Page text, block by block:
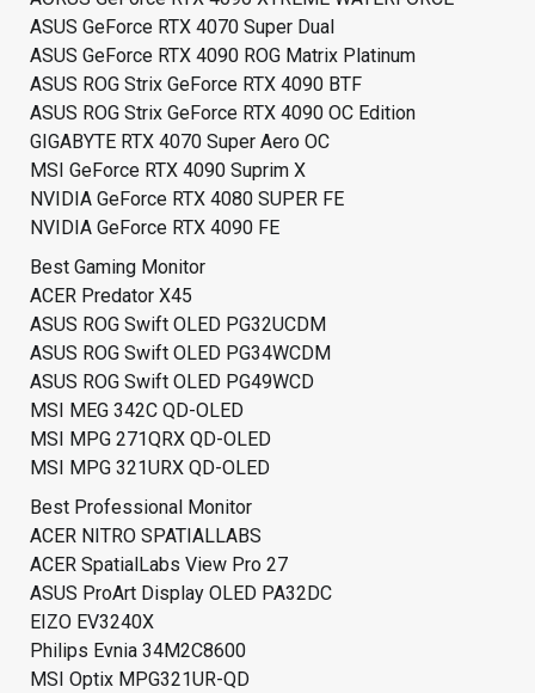
ASUS GeForce RTX 4070 Super Dual
ASUS GeForce RTX 4090 ROG Matrix Platinum
ASUS ROG Strix GeForce RTX 4090 BTF
ASUS ROG Strix GeForce RTX 4090 OC Edition
GIGABYTE RTX 4070 Super Aero OC
MSI GeForce RTX 4090 Suprim X
NVIDIA GeForce RTX 4080 SUPER FE
NVIDIA GeForce RTX 4090 FE
Best Gaming Monitor
ACER Predator X45
ASUS ROG Swift OLED PG32UCDM
ASUS ROG Swift OLED PG34WCDM
ASUS ROG Swift OLED PG49WCD
MSI MEG 342C QD-OLED
MSI MPG 271QRX QD-OLED
MSI MPG 321URX QD-OLED
Best Professional Monitor
ACER NITRO SPATIALLABS
ACER SpatialLabs View Pro 27
ASUS ProArt Display OLED PA32DC
EIZO EV3240X
Philips Evnia 34M2C8600
MSI Optix MPG321UR-QD